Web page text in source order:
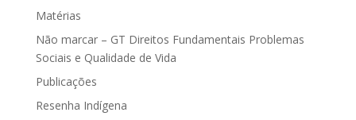
Matérias
Não marcar – GT Direitos Fundamentais Problemas
Sociais e Qualidade de Vida
Publicações
Resenha Indígena